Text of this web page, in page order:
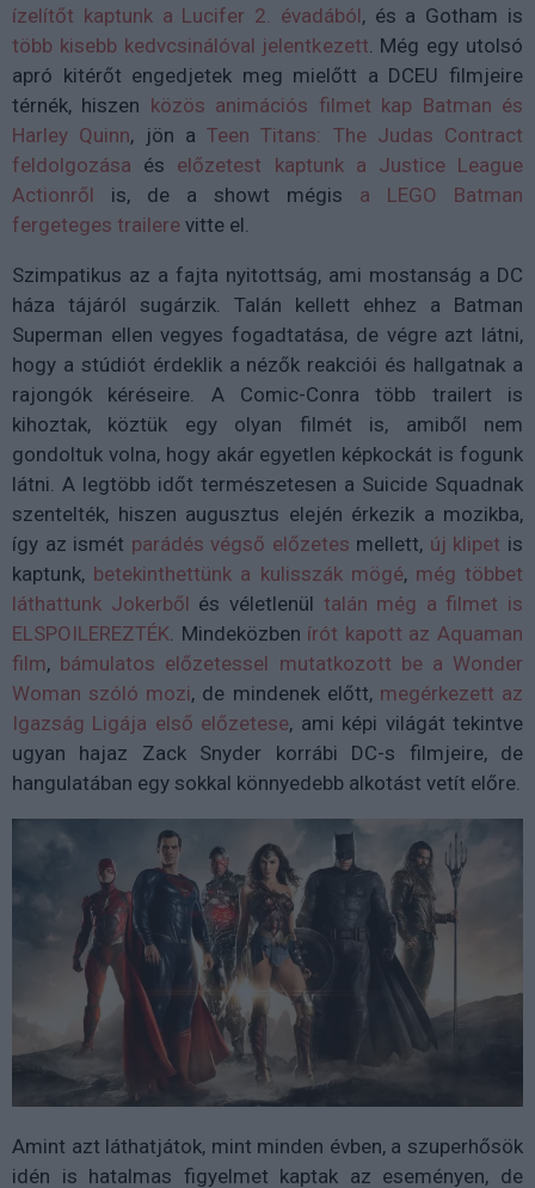
ízelítőt kaptunk a Lucifer 2. évadából, és a Gotham is
több kisebb kedvcsinálóval jelentkezett. Még egy utolsó
apró kitérőt engedjetek meg mielőtt a DCEU filmjeire
térnék, hiszen közös animációs filmet kap Batman és
Harley Quinn, jön a Teen Titans: The Judas Contract
feldolgozása és előzetest kaptunk a Justice League
Actionről is, de a showt mégis a LEGO Batman
fergeteges trailere vitte el.
Szimpatikus az a fajta nyitottság, ami mostanság a DC
háza tájáról sugárzik. Talán kellett ehhez a Batman
Superman ellen vegyes fogadtatása, de végre azt látni,
hogy a stúdiót érdeklik a nézők reakciói és hallgatnak a
rajongók kéréseire. A Comic-Conra több trailert is
kihoztak, köztük egy olyan filmét is, amiből nem
gondoltuk volna, hogy akár egyetlen képkockát is fogunk
látni. A legtöbb időt természetesen a Suicide Squadnak
szentelték, hiszen augusztus elején érkezik a mozikba,
így az ismét parádés végső előzetes mellett, új klipet is
kaptunk, betekinthettünk a kulisszák mögé, még többet
láthattunk Jokerből és véletlenül talán még a filmet is
ELSPOILEREZTÉK. Mindeközben írót kapott az Aquaman
film, bámulatos előzetessel mutatkozott be a Wonder
Woman szóló mozi, de mindenek előtt, megérkezett az
Igazság Ligája első előzetese, ami képi világát tekintve
ugyan hajaz Zack Snyder korrábi DC-s filmjeire, de
hangulatában egy sokkal könnyedebb alkotást vetít előre.
Amint azt láthatjátok, mint minden évben, a szuperhősök
idén is hatalmas figyelmet kaptak az eseményen, de